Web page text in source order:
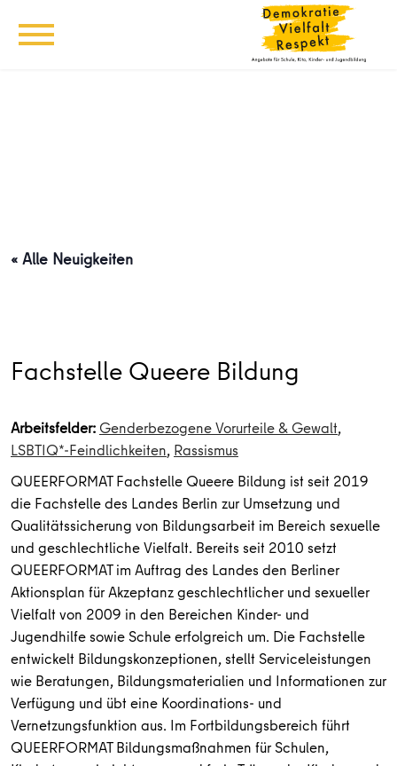
« Alle Neuigkeiten
Fachstelle Queere Bildung
Arbeitsfelder: Genderbezogene Vorurteile & Gewalt,
LSBTIQ*-Feindlichkeiten, Rassismus
QUEERFORMAT Fachstelle Queere Bildung ist seit 2019
die Fachstelle des Landes Berlin zur Umsetzung und
Qualitätssicherung von Bildungsarbeit im Bereich sexuelle
und geschlechtliche Vielfalt. Bereits seit 2010 setzt
QUEERFORMAT im Auftrag des Landes den Berliner
Aktionsplan für Akzeptanz geschlechtlicher und sexueller
Vielfalt von 2009 in den Bereichen Kinder- und
Jugendhilfe sowie Schule erfolgreich um. Die Fachstelle
entwickelt Bildungskonzeptionen, stellt Serviceleistungen
wie Beratungen, Bildungsmaterialien und Informationen zur
Verfügung und übt eine Koordinations- und
Vernetzungsfunktion aus. Im Fortbildungsbereich führt
QUEERFORMAT Bildungsmaßnahmen für Schulen,